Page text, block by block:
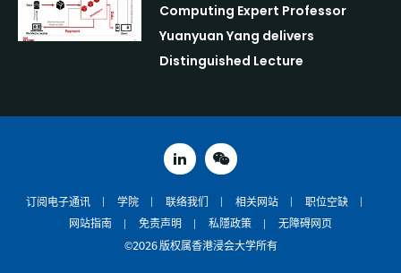
Computing Expert Professor
Yuanyuan Yang delivers
Distinguished Lecture
订阅电子通讯 学院 联络我们 相关网站
职位空缺
网站指南
免责声明 私隱政策 无障碍网页
©2026 版权属香港浸会大学所有
linked inweixin